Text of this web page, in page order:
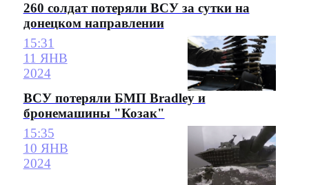
260 солдат потеряли ВСУ за сутки на
донецком направлении
15:31
11 ЯНВ
2024
ВСУ потеряли БМП Bradley и
бронемашины "Козак"
15:35
10 ЯНВ
2024